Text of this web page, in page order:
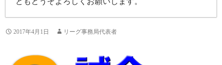
2017年4月1日 リーグ事務局代表者